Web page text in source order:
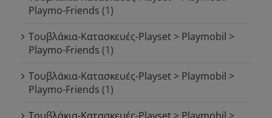
Playmo-Friends (1)
Τουβλάκια-Κατασκευές-Playset > Playmobil >
Playmo-Friends (1)
Τουβλάκια-Κατασκευές-Playset > Playmobil >
Playmo-Friends (1)